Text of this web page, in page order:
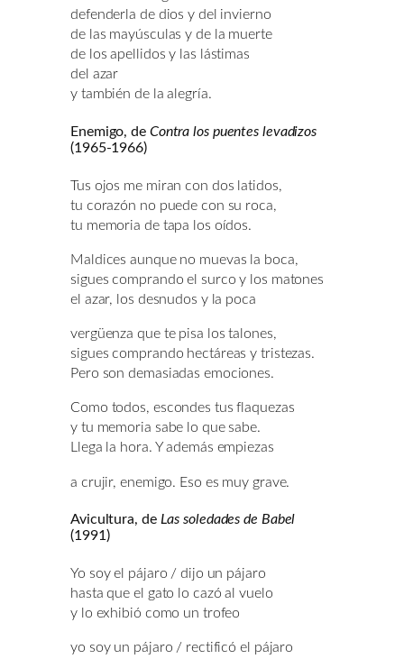
defenderla de dios y del invierno
de las mayúsculas y de la muerte
de los apellidos y las lástimas
del azar
y también de la alegría.
Enemigo, de Contra los puentes levadizos
(1965-1966)
Tus ojos me miran con dos latidos,
tu corazón no puede con su roca,
tu memoria de tapa los oídos.
Maldices aunque no muevas la boca,
sigues comprando el surco y los matones
el azar, los desnudos y la poca
vergüenza que te pisa los talones,
sigues comprando hectáreas y tristezas.
Pero son demasiadas emociones.
Como todos, escondes tus flaquezas
y tu memoria sabe lo que sabe.
Llega la hora. Y además empiezas
a crujir, enemigo. Eso es muy grave.
Avicultura, deLas soledades de Babel
(1991)
Yo soy el pájaro / dijo un pájaro
hasta que el gato lo cazó al vuelo
y lo exhibió como un trofeo
yo soy un pájaro / rectificó el pájaro